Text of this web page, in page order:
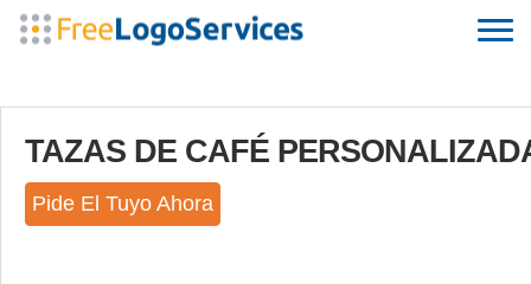
TAZAS DE CAFÉ
Pide El Tuyo Ahora